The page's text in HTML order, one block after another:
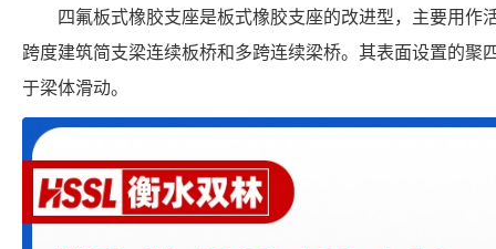
四氟板式橡胶支座是板式橡胶支座的改进型，主要用作
跨度建筑简支梁连续板桥和多跨连续梁桥。其表面设置的聚
于梁体滑动。